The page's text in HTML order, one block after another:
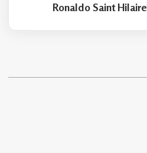
Ronaldo Saint Hilaire